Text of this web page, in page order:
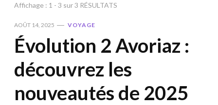
Affichage : 1 - 3 sur 3 RÉSULTATS
AOÛT 14, 2025 VOYAGE
Évolution 2 Avoriaz :
découvrez les
nouveautés de 2025